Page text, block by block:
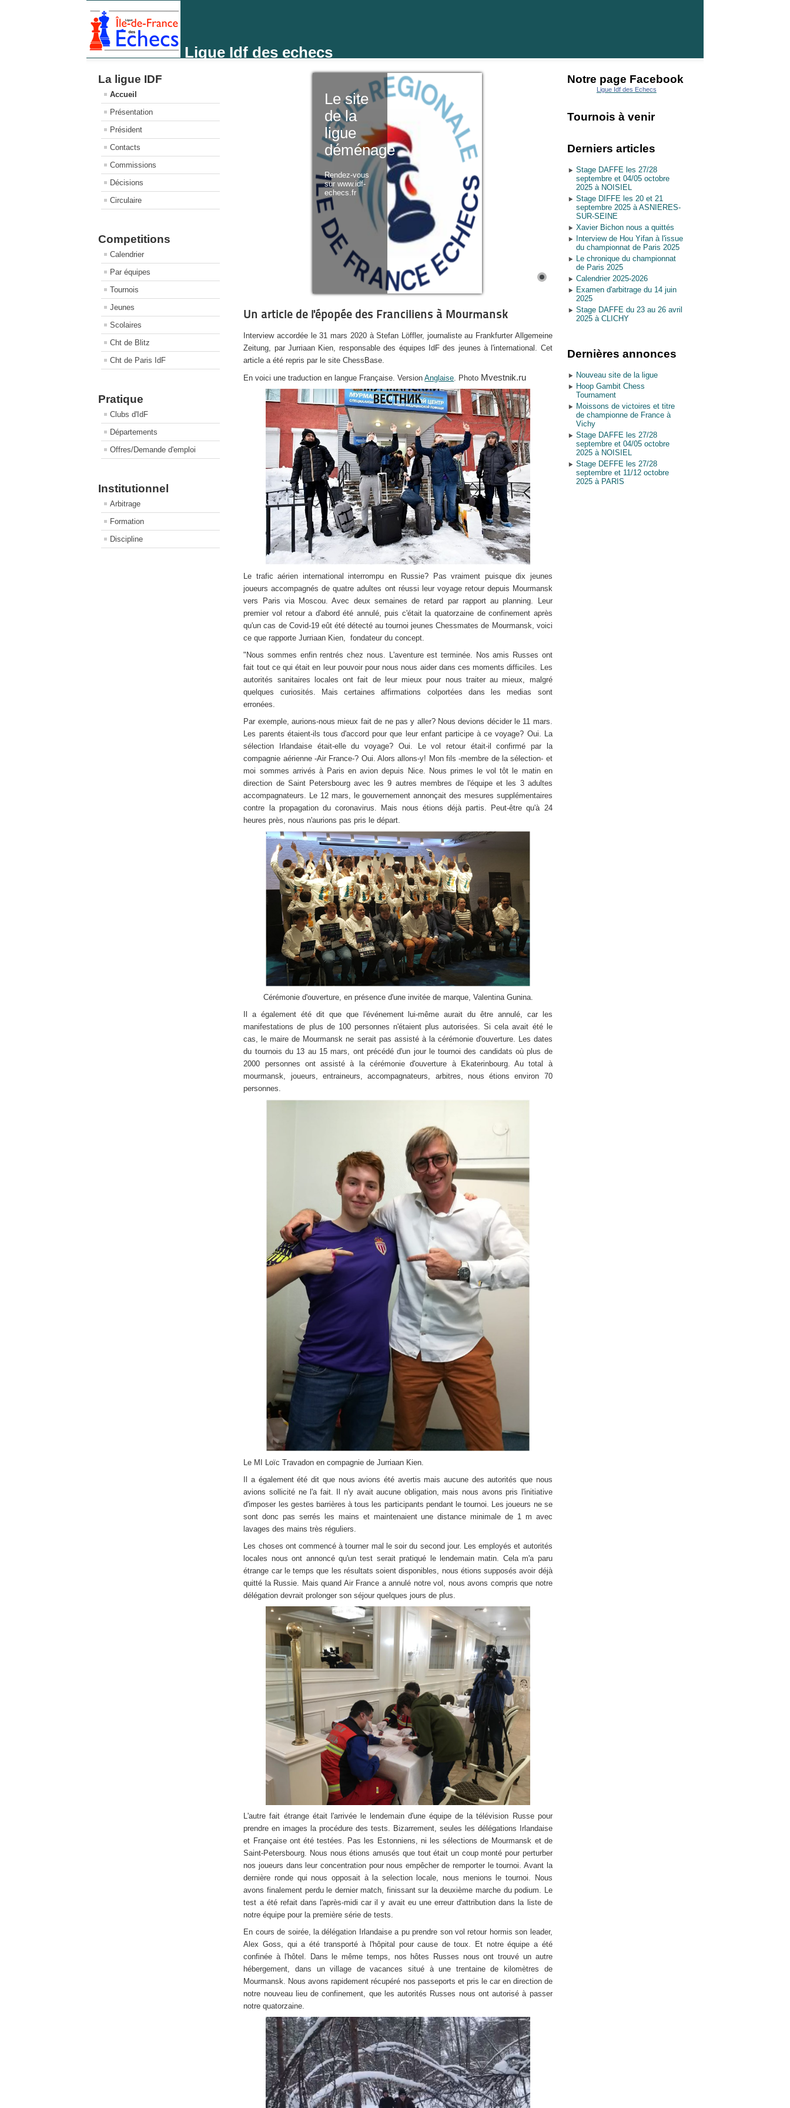
Ligue Idf des echecs
La ligue IDF
Accueil
Présentation
Président
Contacts
Commissions
Décisions
Circulaire
Competitions
Calendrier
Par équipes
Tournois
Jeunes
Scolaires
Cht de Blitz
Cht de Paris IdF
Pratique
Clubs d'IdF
Départements
Offres/Demande d'emploi
Institutionnel
Arbitrage
Formation
Discipline
Le site
de la
ligue
déménage
Rendez-vous
sur www.idf-
echecs.fr
Un article de l'épopée des Franciliens à Mourmansk
Interview accordée le 31 mars 2020 à Stefan Löffler, journaliste au Frankfurter Allgemeine
Zeitung, par Jurriaan Kien, responsable des équipes IdF des jeunes à l'international. Cet
article a été repris par le site ChessBase.
En voici une traduction en langue Française. VersionAnglaise . Photo Mvestnik.ru
Le trafic aérien international interrompu en Russie? Pas vraiment puisque dix jeunes
joueurs accompagnés de quatre adultes ont réussi leur voyage retour depuis Mourmansk
vers Paris via Moscou. Avec deux semaines de retard par rapport au planning. Leur
premier vol retour a d'abord été annulé, puis c'était la quatorzaine de confinement après
qu'un cas de Covid-19 eût été détecté au tournoi jeunes Chessmates de Mourmansk, voici
ce que rapporte Jurriaan Kien, fondateur du concept.
"Nous sommes enfin rentrés chez nous. L'aventure est terminée. Nos amis Russes ont
fait tout ce qui était en leur pouvoir pour nous nous aider dans ces moments difficiles. Les
autorités sanitaires locales ont fait de leur mieux pour nous traiter au mieux, malgré
quelques curiosités. Mais certaines affirmations colportées dans les medias sont
erronées.
Par exemple, aurions-nous mieux fait de ne pas y aller? Nous devions décider le 11 mars.
Les parents étaient-ils tous d'accord pour que leur enfant participe à ce voyage? Oui. La
sélection Irlandaise était-elle du voyage? Oui. Le vol retour était-il confirmé par la
compagnie aérienne -Air France-? Oui. Alors allons-y! Mon fils -membre de la sélection- et
moi sommes arrivés à Paris en avion depuis Nice. Nous primes le vol tôt le matin en
direction de Saint Petersbourg avec les 9 autres membres de l'équipe et les 3 adultes
accompagnateurs. Le 12 mars, le gouvernement annonçait des mesures supplémentaires
contre la propagation du coronavirus. Mais nous étions déjà partis. Peut-être qu'à 24
heures près, nous n'aurions pas pris le départ.
Cérémonie d'ouverture, en présence d'une invitée de marque, Valentina Gunina.
Il a également été dit que que l'événement lui-même aurait du être annulé, car les
manifestations de plus de 100 personnes n'étaient plus autorisées. Si cela avait été le
cas, le maire de Mourmansk ne serait pas assisté à la cérémonie d'ouverture. Les dates
du tournois du 13 au 15 mars, ont précédé d'un jour le tournoi des candidats où plus de
2000 personnes ont assisté à la cérémonie d'ouverture à Ekaterinbourg. Au total à
mourmansk, joueurs, entraineurs, accompagnateurs, arbitres, nous étions environ 70
personnes.
Le MI Loïc Travadon en compagnie de Jurriaan Kien.
Il a également été dit que nous avions été avertis mais aucune des autorités que nous
avions sollicité ne l'a fait. Il n'y avait aucune obligation, mais nous avons pris l'initiative
d'imposer les gestes barrières à tous les participants pendant le tournoi. Les joueurs ne se
sont donc pas serrés les mains et maintenaient une distance minimale de 1 m avec
lavages des mains très réguliers.
Les choses ont commencé à tourner mal le soir du second jour. Les employés et autorités
locales nous ont annoncé qu'un test serait pratiqué le lendemain matin. Cela m'a paru
étrange car le temps que les résultats soient disponibles, nous étions supposés avoir déjà
quitté la Russie. Mais quand Air France a annulé notre vol, nous avons compris que notre
délégation devrait prolonger son séjour quelques jours de plus.
L'autre fait étrange était l'arrivée le lendemain d'une équipe de la télévision Russe pour
prendre en images la procédure des tests. Bizarrement, seules les délégations Irlandaise
et Française ont été testées. Pas les Estonniens, ni les sélections de Mourmansk et de
Saint-Petersbourg. Nous nous étions amusés que tout était un coup monté pour perturber
nos joueurs dans leur concentration pour nous empêcher de remporter le tournoi. Avant la
dernière ronde qui nous opposait à la selection locale, nous menions le tournoi. Nous
avons finalement perdu le dernier match, finissant sur la deuxième marche du podium. Le
test a été refait dans l'après-midi car il y avait eu une erreur d'attribution dans la liste de
notre équipe pour la première série de tests.
En cours de soirée, la délégation Irlandaise a pu prendre son vol retour hormis son leader,
Alex Goss, qui a été transporté à l'hôpital pour cause de toux. Et notre équipe a été
confinée à l'hôtel. Dans le même temps, nos hôtes Russes nous ont trouvé un autre
hébergement, dans un village de vacances situé à une trentaine de kilomètres de
Mourmansk. Nous avons rapidement récupéré nos passeports et pris le car en direction de
notre nouveau lieu de confinement, que les autorités Russes nous ont autorisé à passer
notre quatorzaine.
Notre page Facebook
Ligue Idf des Echecs
Tournois à venir
Derniers articles
Stage DAFFE les 27/28
septembre et 04/05 octobre
2025 à NOISIEL
Stage DIFFE les 20 et 21
septembre 2025 à ASNIERES-
SUR-SEINE
Xavier Bichon nous a quittés
Interview de Hou Yifan à l'issue
du championnat de Paris 2025
Le chronique du championnat
de Paris 2025
Calendrier 2025-2026
Examen d'arbitrage du 14 juin
2025
Stage DAFFE du 23 au 26 avril
2025 à CLICHY
Dernières annonces
Nouveau site de la ligue
Hoop Gambit Chess
Tournament
Moissons de victoires et titre
de championne de France à
Vichy
Stage DAFFE les 27/28
septembre et 04/05 octobre
2025 à NOISIEL
Stage DEFFE les 27/28
septembre et 11/12 octobre
2025 à PARIS